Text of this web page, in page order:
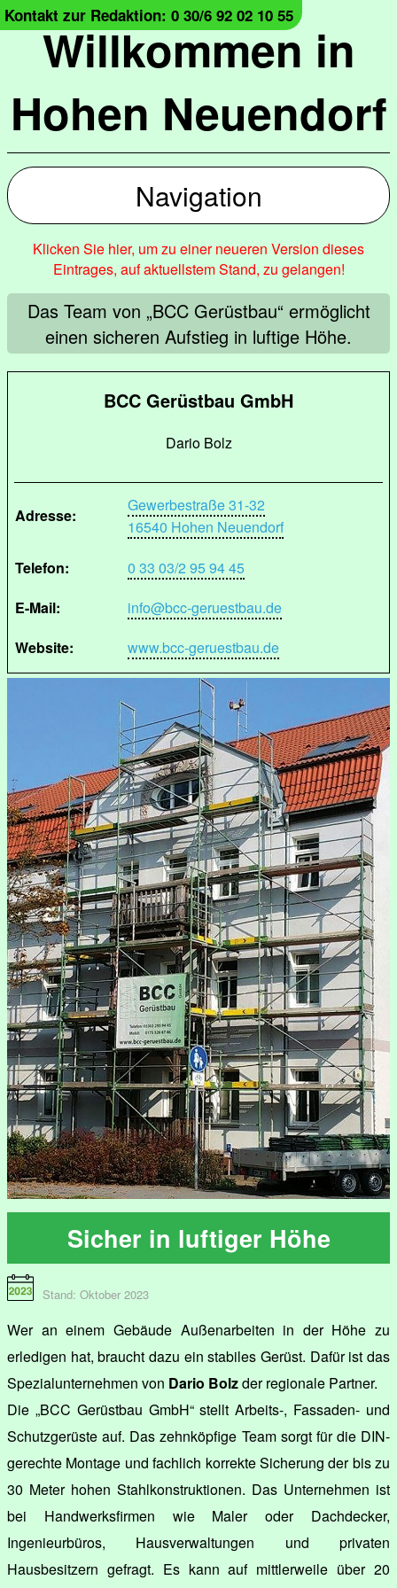
Willkommen in
Hohen Neuendorf
Kontakt zur Redaktion: 0 30/6 92 02 10 55
Navigation
Klicken Sie hier, um zu einer neueren Version dieses
Eintrages, auf aktuellstem Stand, zu gelangen!
Das Team von „BCC Gerüstbau“ ermöglicht
einen sicheren Aufstieg in luftige Höhe.
BCC Gerüstbau GmbH
Dario Bolz
Adresse:
Gewerbestraße 31-32
16540 Hohen Neuendorf
Telefon:
0 33 03/2 95 94 45
E-Mail:
info@bcc-geruestbau.de
Website:
www.bcc-geruestbau.de
Sicher in luftiger Höhe
Stand: Oktober 2023
Wer an einem Gebäude Außenarbeiten in der Höhe zu
erledigen hat, braucht dazu ein stabiles Gerüst. Dafür ist das
Spezialunternehmen von Dario Bolzder regionale Partner.
Die „BCC Gerüstbau GmbH“ stellt Arbeits-, Fassaden- und
Schutzgerüste auf. Das zehnköpfige Team sorgt für die DIN-
gerechte Montage und fachlich korrekte Sicherung der bis zu
30 Meter hohen Stahlkonstruktionen. Das Unternehmen ist
bei Handwerksfirmen wie Maler oder Dachdecker,
Ingenieurbüros, Hausverwaltungen und privaten
Hausbesitzern gefragt. Es kann auf mittlerweile über 20